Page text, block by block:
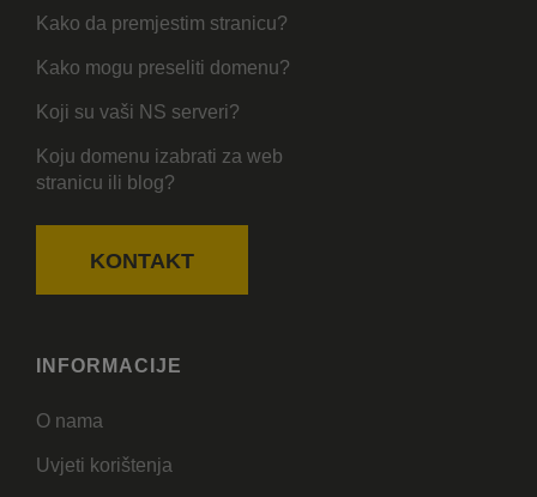
Kako da premjestim stranicu?
Kako mogu preseliti domenu?
Koji su vaši NS serveri?
Koju domenu izabrati za web
stranicu ili blog?
KONTAKT
INFORMACIJE
O nama
Uvjeti korištenja